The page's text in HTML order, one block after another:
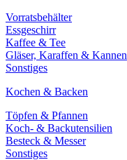
Vorratsbehälter
Essgeschirr
Kaffee & Tee
Gläser, Karaffen & Kannen
Sonstiges
Kochen & Backen
Töpfen & Pfannen
Koch- & Backutensilien
Besteck & Messer
Sonstiges